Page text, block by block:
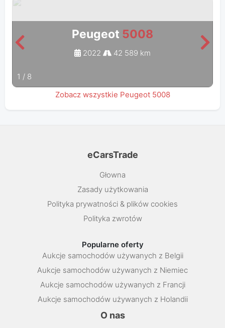
Peugeot 5008
2022 42 589 km
1 / 8
Zobacz wszystkie Peugeot 5008
eCarsTrade
Głowna
Zasady użytkowania
Polityka prywatności & plików cookies
Polityka zwrotów
Popularne oferty
Aukcje samochodów używanych z Belgii
Aukcje samochodów używanych z Niemiec
Aukcje samochodów używanych z Francji
Aukcje samochodów używanych z Holandii
O nas